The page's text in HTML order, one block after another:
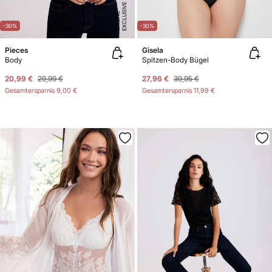
-30% E
X
C
L
U
SI
V
E
O
N
LI
N
E
Pieces
Body​
20,99 € 29,99 €
Gesamtersparnis 9,00 €
-30%
Gisela
Spitzen-Body Bügel
27,96 € 39,95 €
Gesamtersparnis 11,99 €